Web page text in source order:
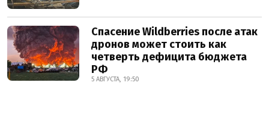
Спасение Wildberries после атак
дронов может стоить как
четверть дефицита бюджета
РФ
5 АВГУСТА, 19:50